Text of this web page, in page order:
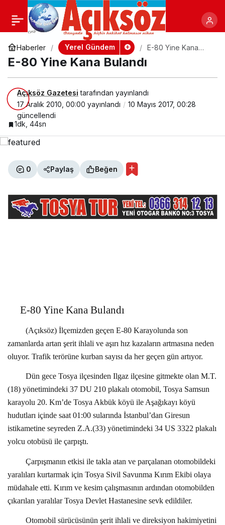
Haberler Yerel Gündem
E-80 Yine Kana
E-80 Yine Kana Bulandı
Açıksöz Gazetesi tarafından yayınlandı
17 Aralık 2010, 00:00 yayınlandı
10 Mayıs 2017, 00:28
güncellendi
1dk, 44sn
0 Paylaş Beğen
E-80 Yine Kana Bulandı
(Açıksöz) İlçemizden geçen E-80 Karayolunda son
zamanlarda artan şerit ihlali ve aşırı hız kazaların artmasına neden
oluyor. Trafik terörüne kurban sayısı da her geçen gün artıyor.
Dün gece Tosya ilçesinden Ilgaz ilçesine gitmekte olan M.T.
(18) yönetimindeki 37 DU 210 plakalı otomobil, Tosya Samsun
karayolu 20. Km’de Tosya Akbük köyü ile Aşağıkayı köyü
hudutları içinde saat 01:00 sularında İstanbul’dan Giresun
istikametine seyreden Z.A.(33) yönetimindeki 34 US 3322 plakalı
yolcu otobüsü ile çarpıştı.
Çarpışmanın etkisi ile takla atan ve parçalanan otomobildeki
yaralıları kurtarmak için Tosya Sivil Savunma Kırım Ekibi olaya
müdahale etti. Kırım ve kesim çalışmasının ardından otomobilden
çıkarılan yaralılar Tosya Devlet Hastanesine sevk edildiler.
Otomobil sürücüsünün şerit ihlali ve direksiyon hakimiyetini
E-80 Yine Kana Bulandı Paylaş